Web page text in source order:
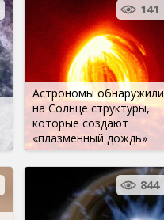
Астрономы обнаружили
на Солнце структуры,
которые создают
«плазменный дождь»
141
844